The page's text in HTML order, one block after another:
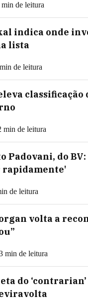
de leitura
indica onde
lista
de leitura
min de leitura
Padovani, do
rapidamente'
de leitura
volta a
min de leitura
do